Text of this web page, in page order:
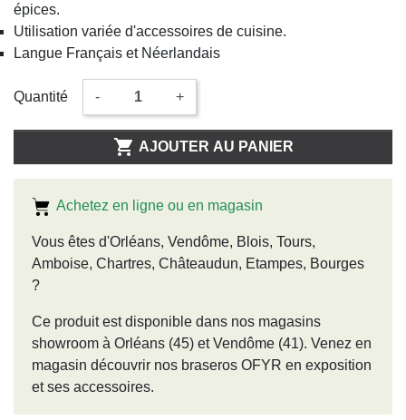
épices.
Utilisation variée d'accessoires de cuisine.
Langue Français et Néerlandais
Quantité - +
 AJOUTER AU PANIER
Achetez en ligne ou en magasin
Vous êtes d'Orléans, Vendôme, Blois, Tours,
Amboise, Chartres, Châteaudun, Etampes, Bourges
?
Ce produit est disponible dans nos magasins
showroom à Orléans (45) et Vendôme (41). Venez en
magasin découvrir nos braseros OFYR en exposition
et ses accessoires.